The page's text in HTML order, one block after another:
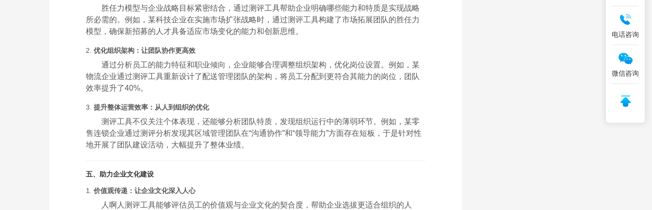
胜任力模型与企业战略目标紧密结合，通过测评工具帮助企业明确哪些能力和特质是实现战略
所必需的。例如，某科技企业在实施市场扩张战略时，通过测评工具构建了市场拓展团队的胜任力
模型，确保新招募的人才具备适应市场变化的能力和创新思维。
2. 优化组织架构：让团队协作更高效
通过分析员工的能力特征和职业倾向，企业能够合理调整组织架构，优化岗位设置。例如，某
物流企业通过测评工具重新设计了配送管理团队的架构，将员工分配到更符合其能力的岗位，团队
效率提升了40%。
3. 提升整体运营效率：从人到组织的优化
测评工具不仅关注个体表现，还能够分析团队特质，发现组织运行中的薄弱环节。例如，某零
售连锁企业通过测评分析发现其区域管理团队在“沟通协作”和“领导能力”方面存在短板，于是针对性
地开展了团队建设活动，大幅提升了整体业绩。
五、助力企业文化建设
1. 价值观传递：让企业文化深入人心
人啊人测评工具能够评估员工的价值观与企业文化的契合度，帮助企业选拔更适合组织的人
电话咨询
微信咨询